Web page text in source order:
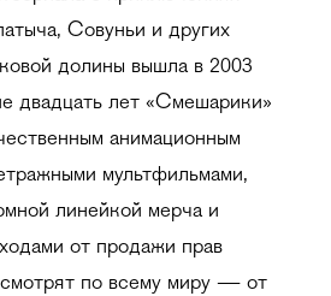
Совуньи и других
долины вышла в 2003
двадцать лет «Смешарики»
анимационным
мультфильмами,
линейкой мерча и
от продажи прав
смотрят по всему миру — от